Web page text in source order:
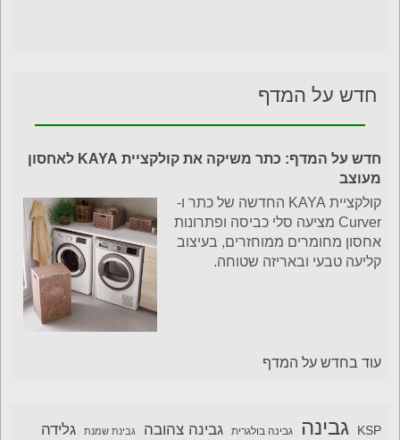
חדש על המדף
חדש על המדף: כתר משיקה את קולקציית KAYA לאחסון
מעוצב
קולקציית KAYA החדשה של כתר ו-
Curver מציעה סלי כביסה ופתרונות
אחסון מחומרים ממוחזרים, בעיצוב
קליעה טבעי ובאריזה שטוחה.
עוד בחדש על המדף
KSP גבינה גבינה בולגרית גבינה צהובה גבינת שמנת גלידה